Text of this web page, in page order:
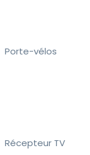
Porte-vélos
Récepteur TV